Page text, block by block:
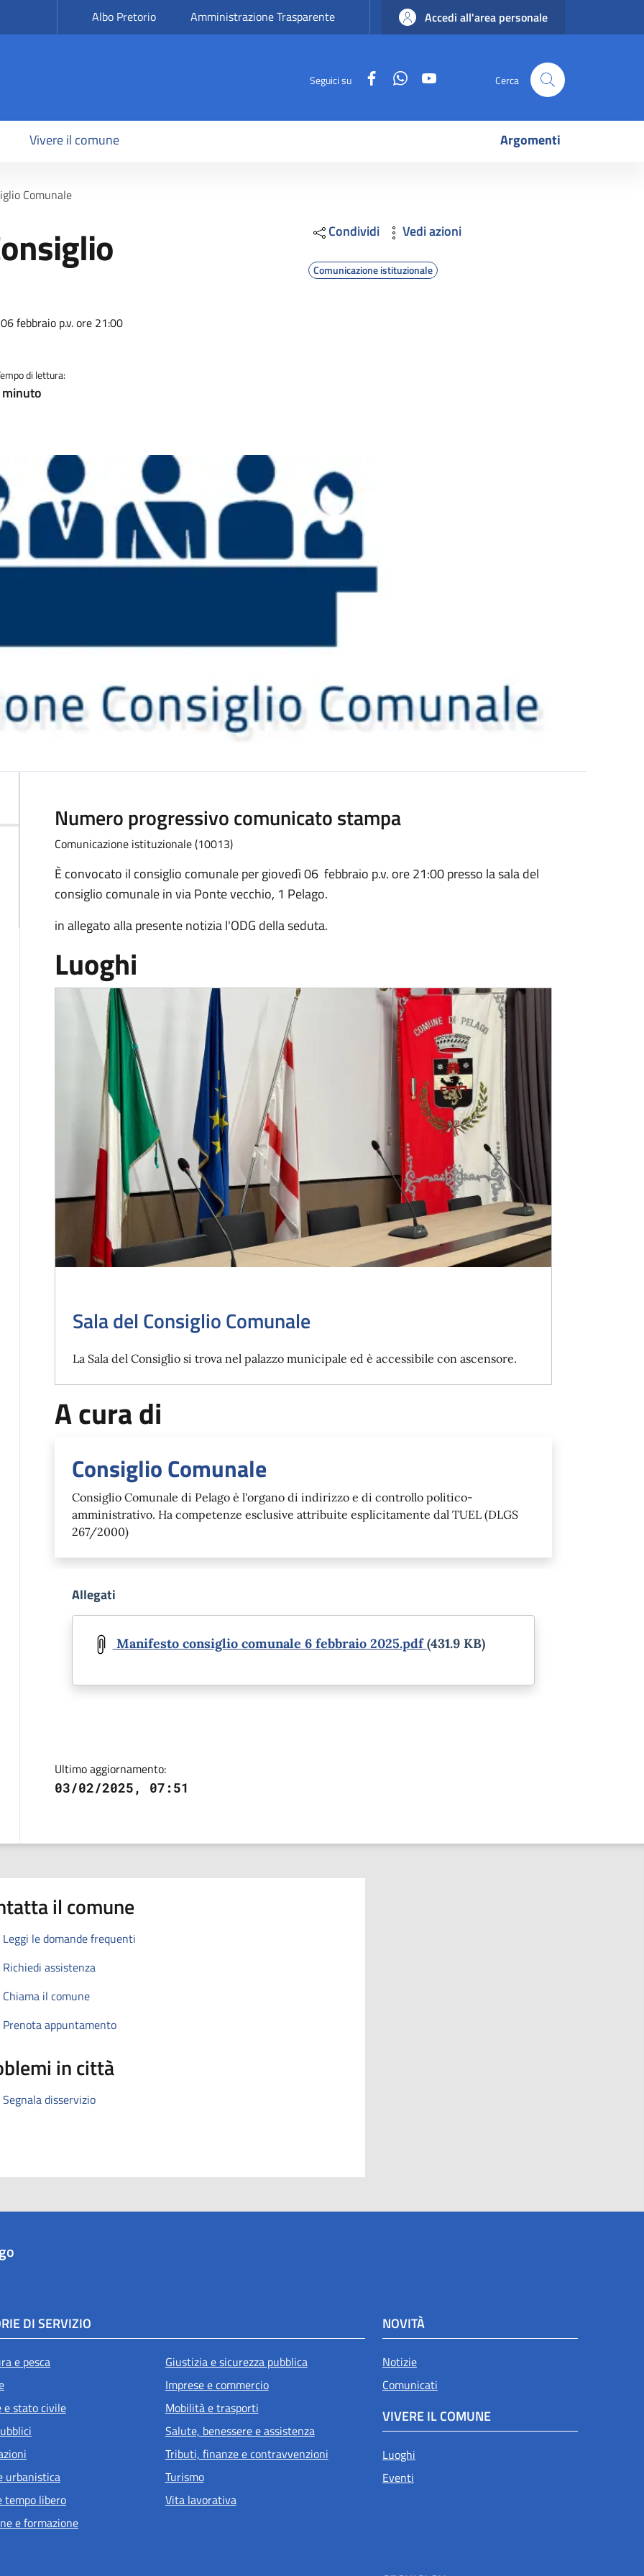
Albo Pretorio Amministrazione Trasparente Accedi all'area personale
Seguici su FacebookWhatsApp Cerca
Vivere il comune Argomenti
Comunale
febbraio p.v. ore 21:00
di lettura:
Condividi Vedi azioni
Comunicazione istituzionale
Numero progressivo comunicato stampa
Comunicazione istituzionale (10013)
Descrizione
È convocato il consiglio comunale per giovedì 06 febbraio p.v. ore 21:00 presso la sala del
consiglio comunale in via Ponte vecchio, 1 Pelago.
in allegato alla presente notizia l'ODG della seduta.
Luoghi
Sala del Consiglio Comunale
La Sala del Consiglio si trova nel palazzo municipale ed è accessibile con ascensore.
A cura di
Consiglio Comunale
Consiglio Comunale di Pelago è l'organo di indirizzo e di controllo politico-
amministrativo. Ha competenze esclusive attribuite esplicitamente dal TUEL (DLGS
267/2000)
Allegati
Manifesto consiglio comunale 6 febbraio 2025.pdf(431.9 KB)
Ultimo aggiornamento:
03/02/2025, 07:51
il comune
Leggi le domande frequenti
Richiedi assistenza
Chiama il comune
Prenota appuntamento
in città
Segnala disservizio
DI SERVIZIO
e pesca
e stato civile
urbanistica
tempo libero
e formazione
Giustizia e sicurezza pubblica
Imprese e commercio
Mobilità e trasporti
Salute, benessere e assistenza
Tributi, finanze e contravvenzioni
Turismo
Vita lavorativa
NOVITÀ
Notizie
Comunicati
VIVERE IL COMUNE
Luoghi
Eventi